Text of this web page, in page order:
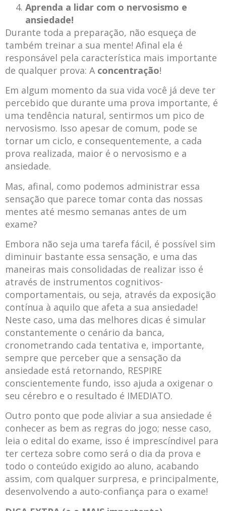
Aprenda a lidar com o nervosismo e
ansiedade!
Durante toda a preparação, não esqueça de
também treinar a sua mente! Afinal ela é
responsável pela característica mais importante
de qualquer prova: A concentração!
Em algum momento da sua vida você já deve ter
percebido que durante uma prova importante, é
uma tendência natural, sentirmos um pico de
nervosismo. Isso apesar de comum, pode se
tornar um ciclo, e consequentemente, a cada
prova realizada, maior é o nervosismo e a
ansiedade.
Mas, afinal, como podemos administrar essa
sensação que parece tomar conta das nossas
mentes até mesmo semanas antes de um
exame?
Embora não seja uma tarefa fácil, é possível sim
diminuir bastante essa sensação, e uma das
maneiras mais consolidadas de realizar isso é
através de instrumentos cognitivos-
comportamentais, ou seja, através da exposição
contínua à aquilo que afeta a sua ansiedade!
Neste caso, uma das melhores dicas é simular
constantemente o cenário da banca,
cronometrando cada tentativa e, importante,
sempre que perceber que a sensação da
ansiedade está retornando, RESPIRE
conscientemente fundo, isso ajuda a oxigenar o
seu cérebro e o resultado é IMEDIATO.
Outro ponto que pode aliviar a sua ansiedade é
conhecer as bem as regras do jogo; nesse caso,
leia o edital do exame, isso é imprescíndivel para
ter certeza sobre como será o dia da prova e
todo o conteúdo exigido ao aluno, acabando
assim, com qualquer surpresa, e principalmente,
desenvolvendo a auto-confiança para o exame!